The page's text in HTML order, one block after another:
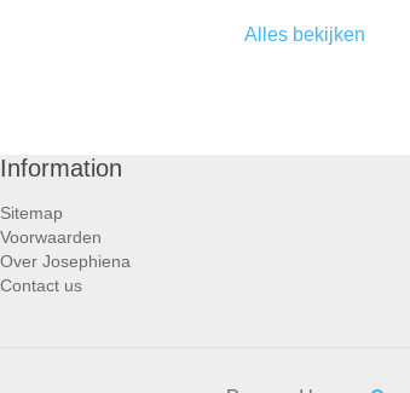
Alles bekijken
Information
Sitemap
Voorwaarden
Over Josephiena
Contact us